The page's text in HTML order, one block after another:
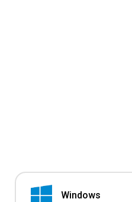
Windows